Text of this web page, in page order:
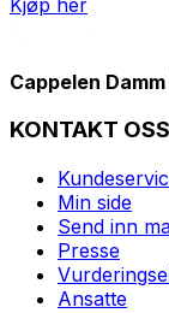
Cappelen Damm
KONTAKT OSS
Min side
Send inn
Presse
Ansatte